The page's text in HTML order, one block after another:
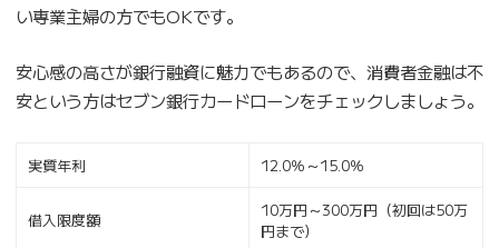
い専業主婦の方でもOKです。
安心感の高さが銀行融資に魅力でもあるので、消費者金融は不
安という方はセブン銀行カードローンをチェックしましょう。
実質年利 12.0％～15.0％
借入限度額
10万円～300万円（初回は50万
円まで）